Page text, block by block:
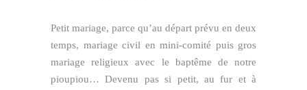
Petit mariage, parce qu’au départ prévu en deux
temps, mariage civil en mini-comité puis gros
mariage religieux avec le baptême de notre
pioupiou… Devenu pas si petit, au fur et à